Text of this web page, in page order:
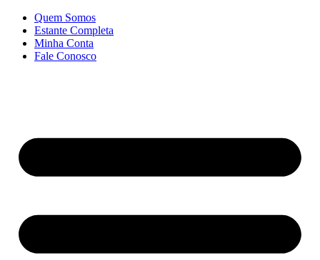
Quem Somos
Estante Completa
Minha Conta
Fale Conosco